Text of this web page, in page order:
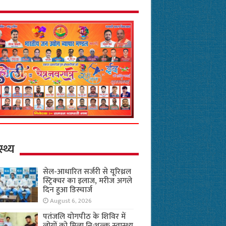
सेल-आधारित सर्जरी से यूरिथ्रल
स्ट्रिक्चर का इलाज, मरीज अगले
दिन हुआ डिस्चार्ज
August 6, 2026
पतंजलि योगपीठ के शिविर में